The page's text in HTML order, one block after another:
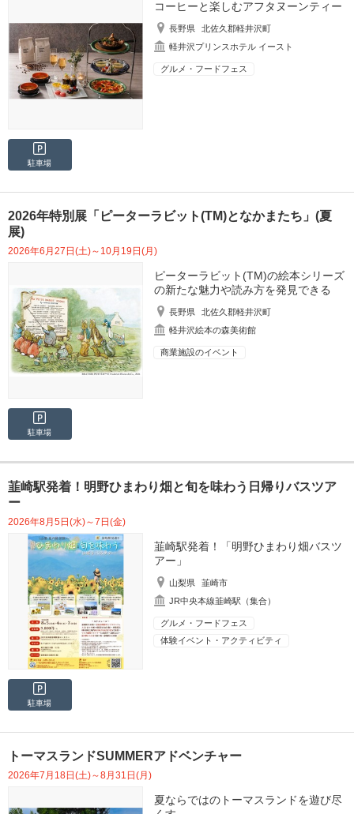
コーヒーと楽しむアフタヌーンティー
長野県
北佐久郡軽井沢町
軽井沢プリンスホテル イースト
グルメ・フードフェス
駐車場
2026年特別展「ピーターラビット(TM)となかまたち」(夏
展)
2026年6月27日(土)～10月19日(月)
ピーターラビット(TM)の絵本シリーズ
の新たな魅力や読み方を発見できる
長野県
北佐久郡軽井沢町
軽井沢絵本の森美術館
商業施設のイベント
駐車場
韮崎駅発着！明野ひまわり畑と旬を味わう日帰りバスツア
ー
2026年8月5日(水)～7日(金)
韮崎駅発着！「明野ひまわり畑バスツ
アー」
山梨県
韮崎市
JR中央本線韮崎駅（集合）
グルメ・フードフェス
体験イベント・アクティビティ
駐車場
トーマスランドSUMMERアドベンチャー
2026年7月18日(土)～8月31日(月)
夏ならではのトーマスランドを遊び尽